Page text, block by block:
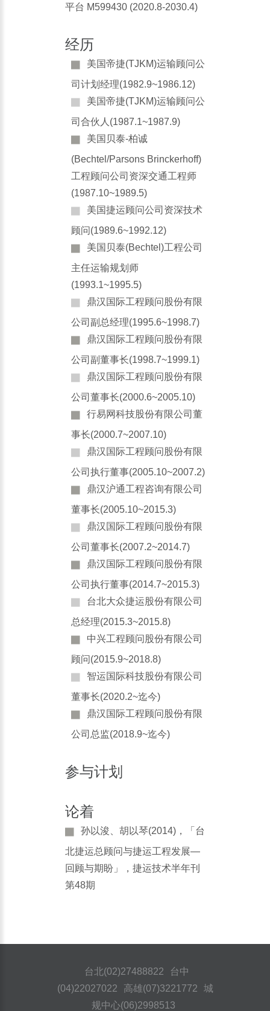
平台 M599430 (2020.8-2030.4)
经历
美国帝捷(TJKM)运输顾问公
司计划经理(1982.9~1986.12)
美国帝捷(TJKM)运输顾问公
司合伙人(1987.1~1987.9)
美国贝泰-柏诚
(Bechtel/Parsons Brinckerhoff)
工程顾问公司资深交通工程师
(1987.10~1989.5)
美国捷运顾问公司资深技术
顾问(1989.6~1992.12)
美国贝泰(Bechtel)工程公司
主任运输规划师
(1993.1~1995.5)
鼎汉国际工程顾问股份有限
公司副总经理(1995.6~1998.7)
鼎汉国际工程顾问股份有限
公司副董事长(1998.7~1999.1)
鼎汉国际工程顾问股份有限
公司董事长(2000.6~2005.10)
行易网科技股份有限公司董
事长(2000.7~2007.10)
鼎汉国际工程顾问股份有限
公司执行董事(2005.10~2007.2)
鼎汉沪通工程咨询有限公司
董事长(2005.10~2015.3)
鼎汉国际工程顾问股份有限
公司董事长(2007.2~2014.7)
鼎汉国际工程顾问股份有限
公司执行董事(2014.7~2015.3)
台北大众捷运股份有限公司
总经理(2015.3~2015.8)
中兴工程顾问股份有限公司
顾问(2015.9~2018.8)
智运国际科技股份有限公司
董事长(2020.2~迄今)
鼎汉国际工程顾问股份有限
公司总监(2018.9~迄今)
参与计划
论着
孙以浚、胡以琴(2014)，「台
北捷运总顾问与捷运工程发展—
回顾与期盼」，捷运技术半年刊
第48期
台北(02)27488822
台中
(04)22027022
高雄(07)3221772
城
规中心(06)2998513